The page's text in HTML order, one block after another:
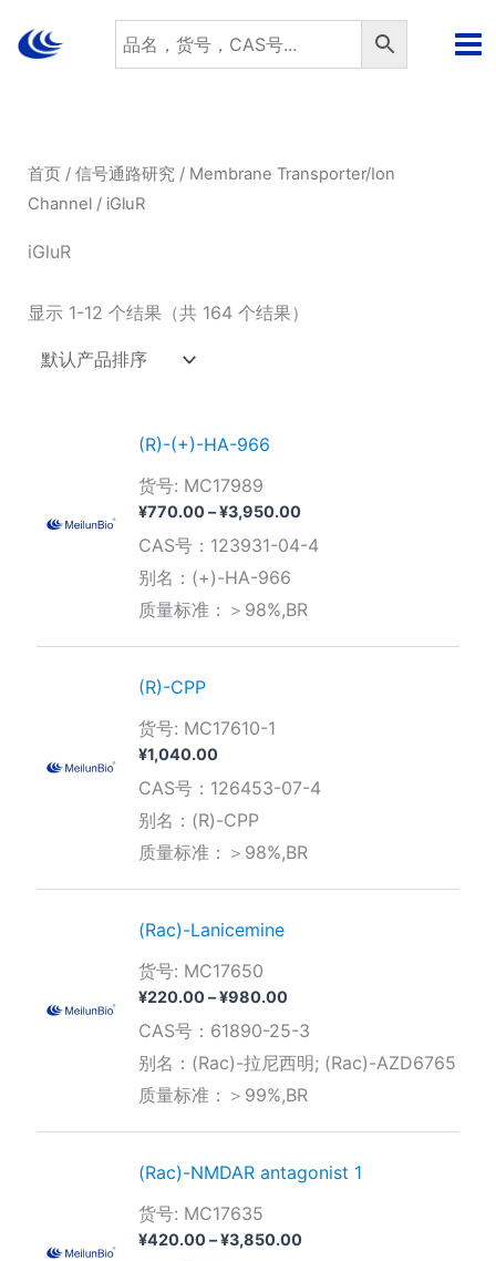
首页/ 信号通路研究/ Membrane Transporter/Ion
Channel/ iGluR
iGluR
显示 1-12 个结果（共 164 个结果）
(R)-(+)-HA-966
货号: MC17989
¥770.00–¥3,950.00价
范
至
CAS号：123931-04-4
别名：(+)-HA-966
质量标准：＞98%,BR
(R)-CPP
货号: MC17610-1
¥1,040.00
CAS号：126453-07-4
别名：(R)-CPP
质量标准：＞98%,BR
(Rac)-Lanicemine
货号: MC17650
¥220.00–¥980.00价
范
围：
¥220.00
至
CAS号：61890-25-3
别名：(Rac)-拉尼西明; (Rac)-AZD6765
质量标准：＞99%,BR
(Rac)-NMDAR antagonist 1
货号: MC17635
¥420.00–¥3,850.00价